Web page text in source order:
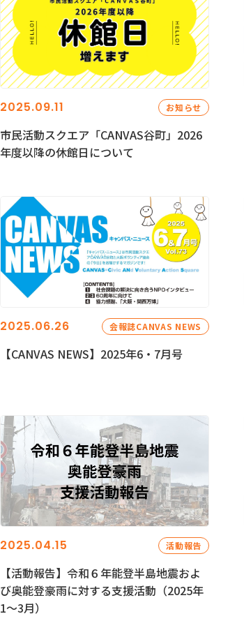
2025.09.11 お知らせ
市民活動スクエア「CANVAS谷町」2026
年度以降の休館日について
2025.06.26 会報誌CANVAS NEWS
【CANVAS NEWS】2025年6・7月号
2025.04.15 活動報告
【活動報告】令和６年能登半島地震およ
び奥能登豪雨に対する支援活動（2025年
1〜3月）